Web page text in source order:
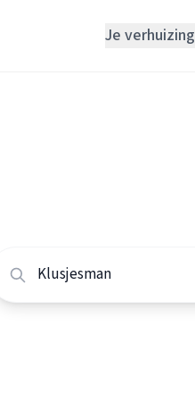
Je verhuizing
Loodgieter
Slotenmaker